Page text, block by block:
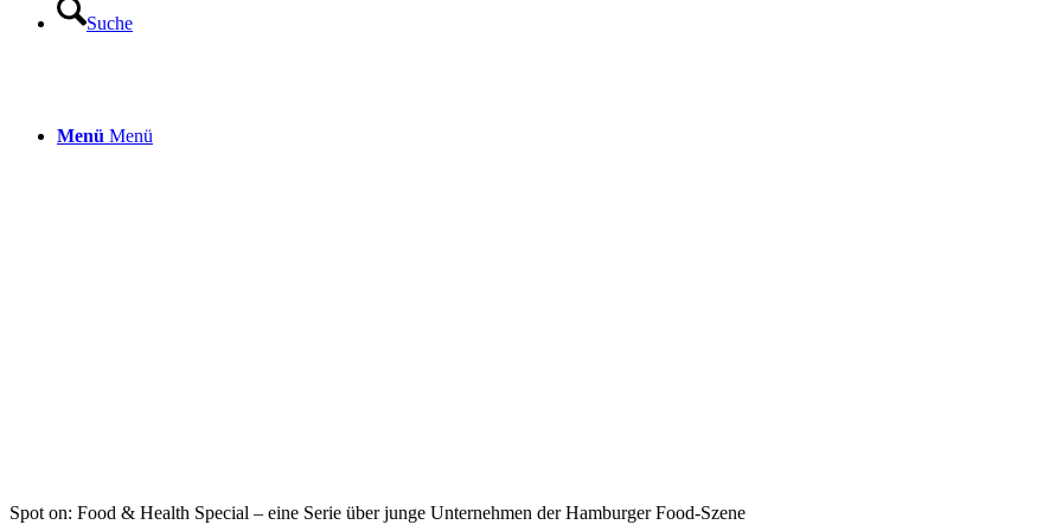
Suche
Menü Menü
Spot on: Food & Health Special – eine Serie über junge Unternehmen der Hamburger Food-Szene